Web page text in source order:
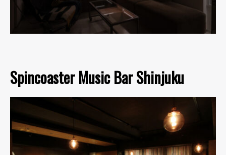
Spincoaster Music Bar Shinjuku